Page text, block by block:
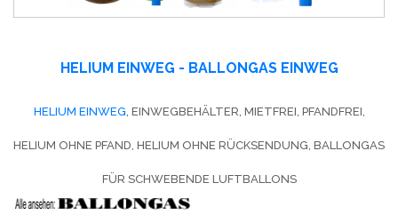
HELIUM EINWEG - BALLONGAS EINWEG
HELIUM EINWEG , EINWEGBEHÄLTER, MIETFREI, PFANDFREI,
HELIUM OHNE PFAND, HELIUM OHNE RÜCKSENDUNG, BALLONGAS
FÜR SCHWEBENDE LUFTBALLONS